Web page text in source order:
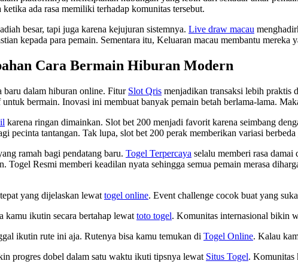
ada rasa memiliki terhadap komunitas tersebut.
besar, tapi juga karena kejujuran sistemnya. Live draw macau
kepada para pemain. Sementara itu, Keluaran macau membantu
Cara Bermain Hiburan Modern
dalam hiburan online. Fitur Slot Qris menjadikan transaksi lebih praktis
bermain. Inovasi ini membuat banyak pemain betah berlama-lama.
karena ringan dimainkan. Slot bet 200 menjadi favorit karena seimbang
pecinta tantangan. Tak lupa, slot bet 200 perak memberikan variasi
ramah bagi pendatang baru. Togel Terpercaya selalu memberi rasa
Togel Resmi memberi keadilan nyata sehingga semua pemain merasa
yang dijelaskan lewat togel online. Event challenge cocok buat yang
ikutin secara bertahap lewat toto togel. Komunitas internasional bikin
ikutin rute ini aja. Rutenya bisa kamu temukan di Togel Online. Kalau
progres dobel dalam satu waktu ikuti tipsnya lewat Situs Togel. Komunitas